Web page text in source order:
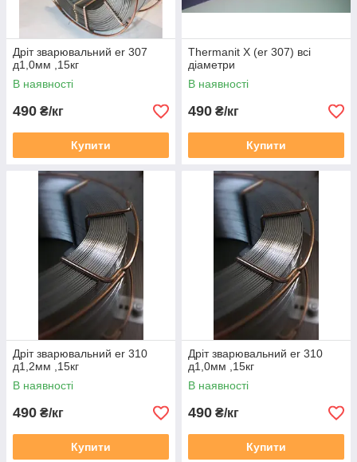
Дріт зварювальний er 307
д1,0мм ,15кг
В наявності
490 ₴/кг
Купити
Thermanit X (er 307) всі
діаметри
В наявності
490 ₴/кг
Купити
Дріт зварювальний er 310
д1,2мм ,15кг
В наявності
490 ₴/кг
Купити
Дріт зварювальний er 310
д1,0мм ,15кг
В наявності
490 ₴/кг
Купити